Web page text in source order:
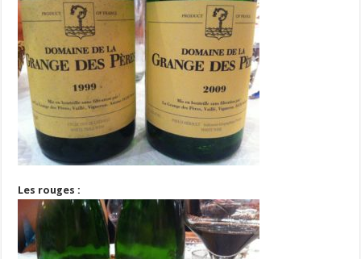
Les rouges :